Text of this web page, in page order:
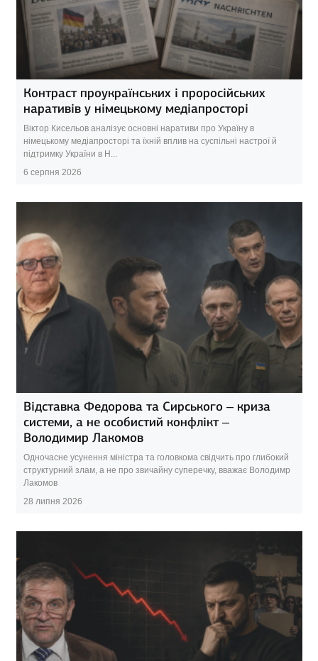
Контраст проукраїнських і проросійських
наративів у німецькому медіапросторі
Віктор Кисельов аналізує основні наративи про Україну в
німецькому медіапросторі та їхній вплив на суспільні настрої й
підтримку України в Н...
6 серпня 2026
Відставка Федорова та Сирського – криза
системи, а не особистий конфлікт –
Володимир Лакомов
Одночасне усунення міністра та головкома свідчить про глибокий
структурний злам, а не про звичайну суперечку, вважає Володимр
Лакомов
28 липня 2026